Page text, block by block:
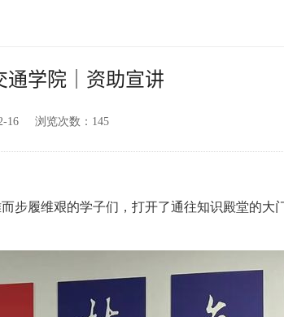
学院｜资助宣讲
16 浏览次数： 145
步履维艰的学子们，打开了通往知识殿堂的大